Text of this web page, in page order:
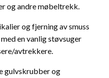
og andre møbeltrekk.
og fjerning av smuss
en vanlig støvsuger
avtrekkere.
gulvskrubber og